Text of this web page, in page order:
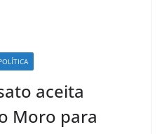
aceita
Moro para